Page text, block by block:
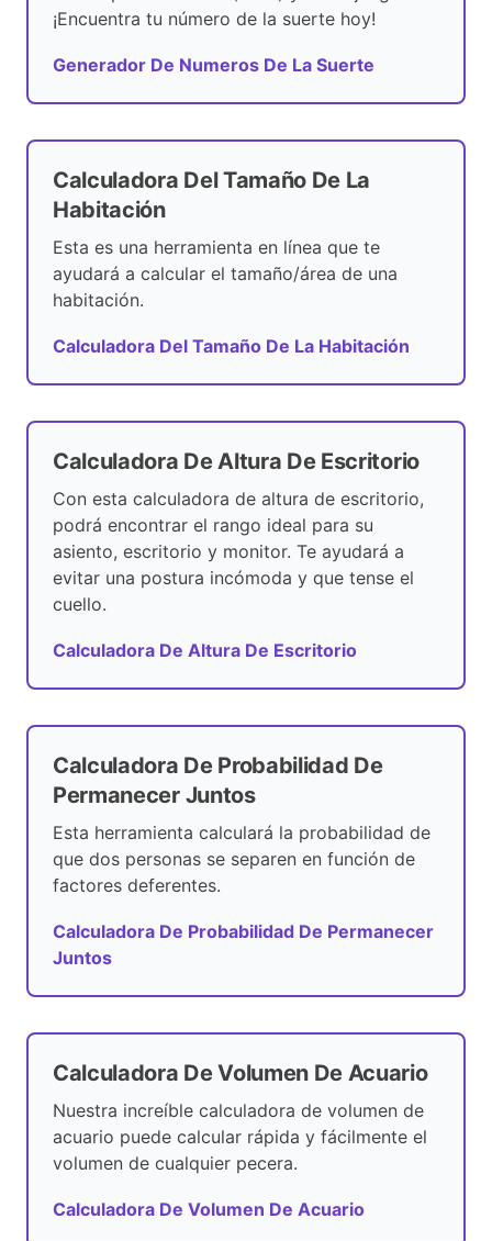
¡Encuentra tu número de la suerte hoy!
Generador De Numeros De La Suerte
Calculadora Del Tamaño De La
Habitación
Esta es una herramienta en línea que te
ayudará a calcular el tamaño/área de una
habitación.
Calculadora Del Tamaño De La Habitación
Calculadora De Altura De Escritorio
Con esta calculadora de altura de escritorio,
podrá encontrar el rango ideal para su
asiento, escritorio y monitor. Te ayudará a
evitar una postura incómoda y que tense el
cuello.
Calculadora De Altura De Escritorio
Calculadora De Probabilidad De
Permanecer Juntos
Esta herramienta calculará la probabilidad de
que dos personas se separen en función de
factores deferentes.
Calculadora De Probabilidad De Permanecer
Juntos
Calculadora De Volumen De Acuario
Nuestra increíble calculadora de volumen de
acuario puede calcular rápida y fácilmente el
volumen de cualquier pecera.
Calculadora De Volumen De Acuario